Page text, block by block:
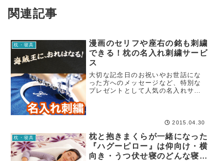
関連記事
枕・寝具
漫画のセリフや座右の銘も刺繍
できる！枕の名入れ刺繍サービ
ス
大切な記念日のお祝いやお世話にな
った方へのメッセージなど、特別な
プレゼントとして人気の名入れサー
トだけでなく自分用にも欲しくなり
2015.04.30
枕・寝具
枕と抱きまくらが一緒になった
『ハグーピロー』は仰向け・横
向き・うつ伏せ寝のどんな寝姿